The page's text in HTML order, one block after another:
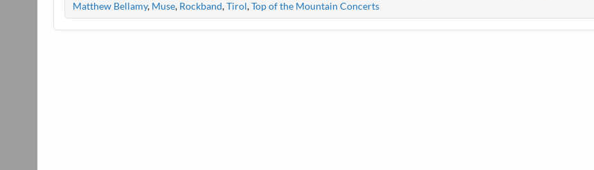
Matthew Bellamy, Muse, Rockband,Tirol,Top of the Mountain Concerts